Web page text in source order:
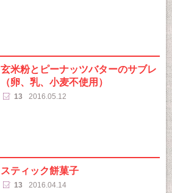
玄米粉とピーナッツバターのサブレ
（卵、乳、小麦不使用）
13 2016.05.12
スティック餅菓子
13 2016.04.14